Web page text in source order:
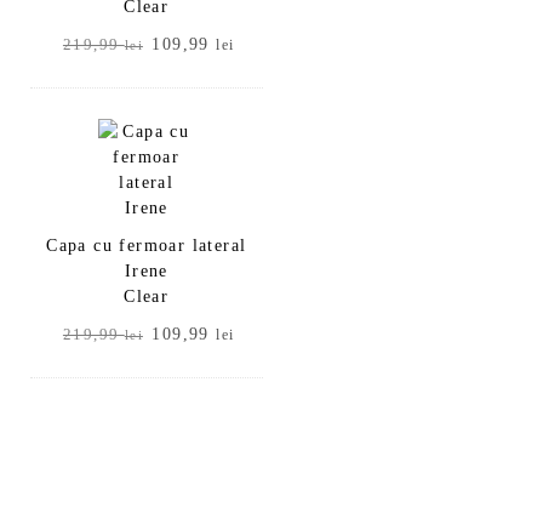
Clear
219,99lei
Prețul
a
109,99lei
este:
Capa cu fermoar lateral
Irene
Clear
219,99lei
Prețul
a
109,99lei
este: